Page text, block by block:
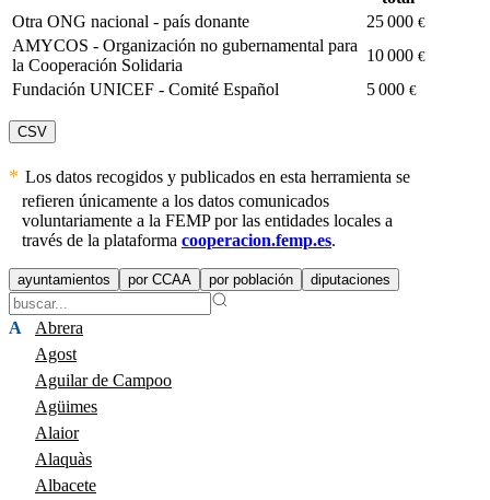
Otra ONG nacional - país donante
25 000 €
AMYCOS - Organización no gubernamental para
la Cooperación Solidaria
10 000 €
Fundación UNICEF - Comité Español 5 000 €
CSV
Los datos recogidos y publicados en esta herramienta se
refieren únicamente a los datos comunicados
voluntariamente a la FEMP por las entidades locales a
través de la plataforma cooperacion.femp.es.
ayuntamientos por CCAA por población diputaciones
A
Abrera
Agost
Aguilar de Campoo
Agüimes
Alaior
Alaquàs
Albacete